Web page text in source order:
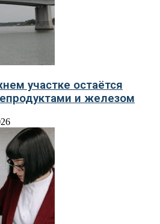
участке остаётся
и железом